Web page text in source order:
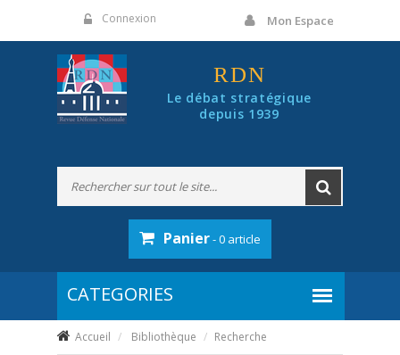
Connexion Mon Espace
RDN
Le débat stratégique
depuis 1939
Panier- 0 article
Accueil Bibliothèque Recherche